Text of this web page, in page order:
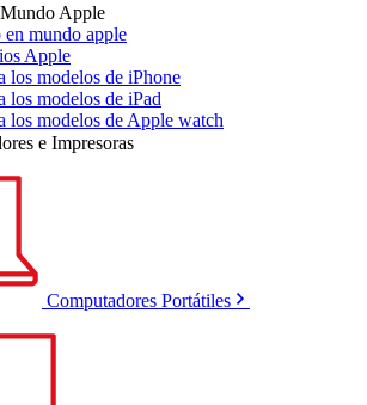
Mundo Apple
en mundo apple
Apple
los modelos de iPhone
los modelos de iPad
los modelos de Apple watch
e Impresoras
Computadores Portátiles